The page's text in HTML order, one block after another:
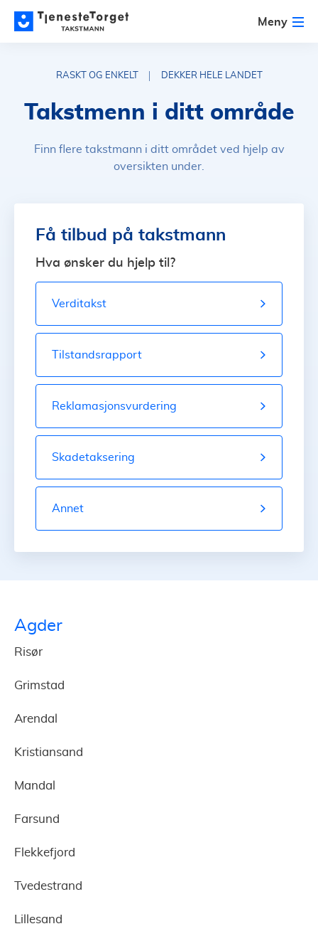
Meny
RASKT OG ENKELT DEKKER HELE LANDET
Takstmenn i ditt område
Finn flere takstmann i ditt området ved hjelp av
oversikten under.
Få tilbud på takstmann
Hva ønsker du hjelp til?
Verditakst
Tilstandsrapport
Reklamasjonsvurdering
Skadetaksering
Annet
Agder
Risør
Grimstad
Arendal
Kristiansand
Mandal
Farsund
Flekkefjord
Tvedestrand
Lillesand